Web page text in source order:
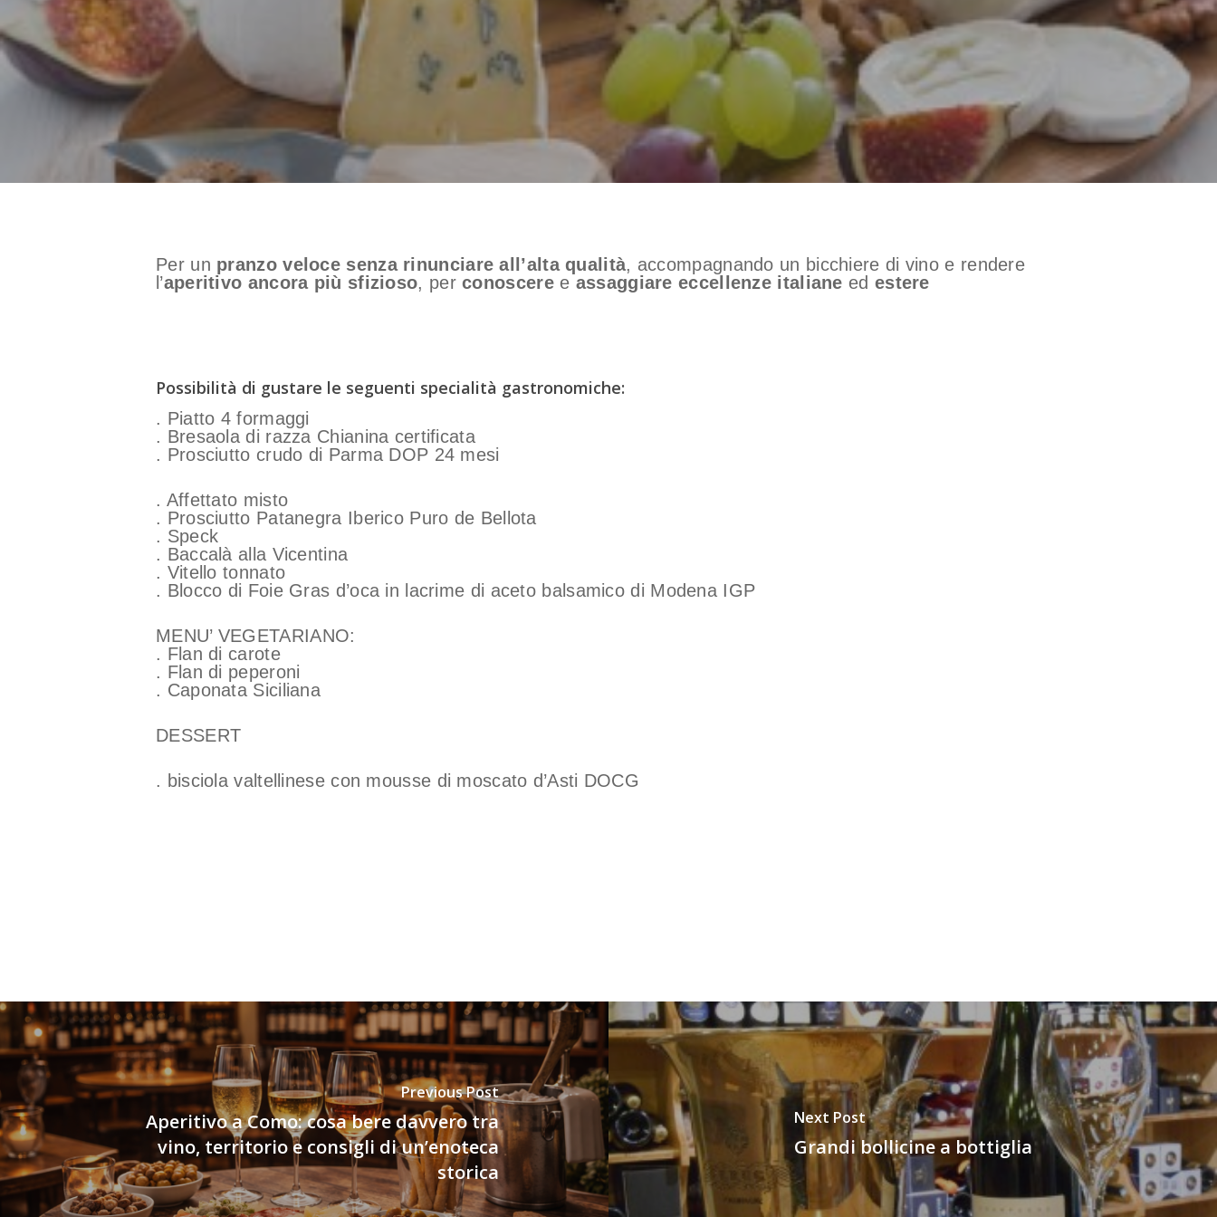
Per un pranzo veloce senza rinunciare all’alta qualità, accompagnando un bicchiere di vino e rendere
l’aperitivo ancora più sfizioso, perconosceree assaggiare eccellenze italiane ed estere
Possibilità di gustare le seguenti specialità gastronomiche:
. Piatto 4 formaggi
. Bresaola di razza Chianina certificata
. Prosciutto crudo di Parma DOP 24 mesi
. Affettato misto
. Prosciutto Patanegra Iberico Puro de Bellota
. Speck
. Baccalà alla Vicentina
. Vitello tonnato
. Blocco di Foie Gras d’oca in lacrime di aceto balsamico di Modena IGP
MENU’ VEGETARIANO:
. Flan di carote
. Flan di peperoni
. Caponata Siciliana
DESSERT
. bisciola valtellinese con mousse di moscato d’Asti DOCG
Previous Post
Aperitivo a Como: cosa bere davvero tra
vino, territorio e consigli di un’enoteca
storica
Next Post
Grandi bollicine a bottiglia